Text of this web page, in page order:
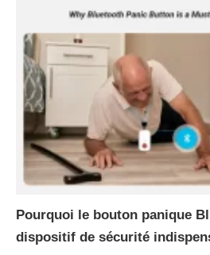
Pourquoi le bouton panique
dispositif de sécurité